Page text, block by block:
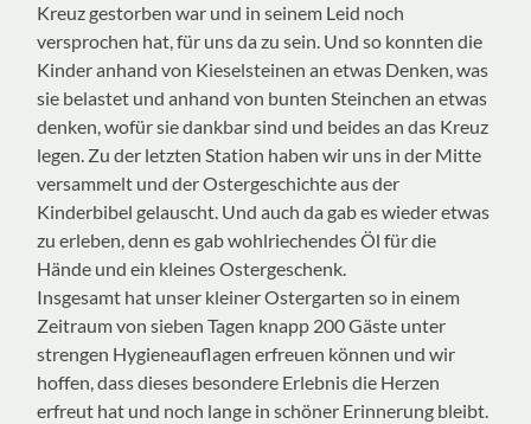
Kreuz gestorben war und in seinem Leid noch
versprochen hat, für uns da zu sein. Und so konnten die
Kinder anhand von Kieselsteinen an etwas Denken, was
sie belastet und anhand von bunten Steinchen an etwas
denken, wofür sie dankbar sind und beides an das Kreuz
legen. Zu der letzten Station haben wir uns in der Mitte
versammelt und der Ostergeschichte aus der
Kinderbibel gelauscht. Und auch da gab es wieder etwas
zu erleben, denn es gab wohlriechendes Öl für die
Hände und ein kleines Ostergeschenk.
Insgesamt hat unser kleiner Ostergarten so in einem
Zeitraum von sieben Tagen knapp 200 Gäste unter
strengen Hygieneauflagen erfreuen können und wir
hoffen, dass dieses besondere Erlebnis die Herzen
erfreut hat und noch lange in schöner Erinnerung bleibt.